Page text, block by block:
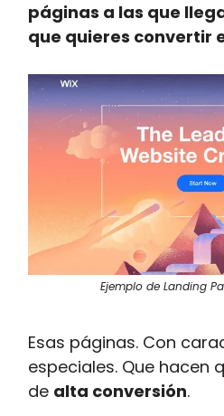
páginas a las que
que quieres convertir
Ejemplo de Landing
Esas páginas. Con
especiales. Que hacen
de alta conversión.